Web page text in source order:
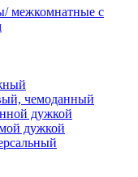
межкомнатные с
чемоданный
дужкой
дужкой